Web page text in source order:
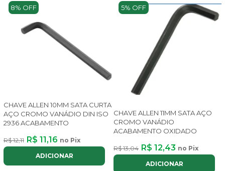
8% OFF
CHAVE ALLEN 10MM SATA CURTA
AÇO CROMO VANÁDIO DIN ISO
2936 ACABAMENTO
R$ 12,11 R$ 11,16 no Pix
ADICIONAR
5% OFF
CHAVE ALLEN 11MM SATA AÇO
CROMO VANÁDIO
ACABAMENTO OXIDADO
R$ 13,04 R$ 12,43 no Pix
ADICIONAR